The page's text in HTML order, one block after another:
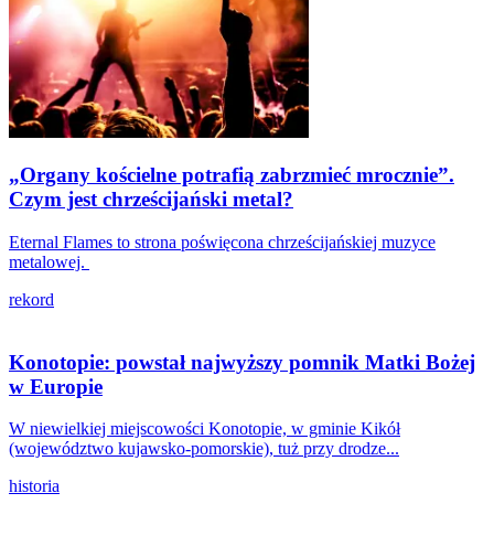
„Organy kościelne potrafią zabrzmieć mrocznie”.
Czym jest chrześcijański metal?
Eternal Flames to strona poświęcona chrześcijańskiej muzyce
metalowej.
rekord
Konotopie: powstał najwyższy pomnik Matki Bożej
w Europie
W niewielkiej miejscowości Konotopie, w gminie Kikół
(województwo kujawsko-pomorskie), tuż przy drodze...
historia